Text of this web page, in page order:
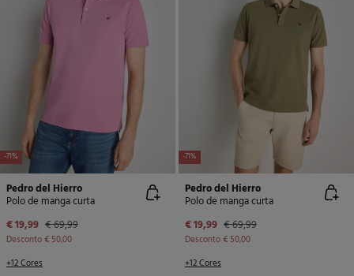
-71%
Pedro del Hierro
Polo de manga curta
€ 19,99 € 69,99
Desconto€ 50,00
+12 Cores
-71%
Pedro del Hierro
Polo de manga curta
€ 19,99 € 69,99
Desconto€ 50,00
+12 Cores